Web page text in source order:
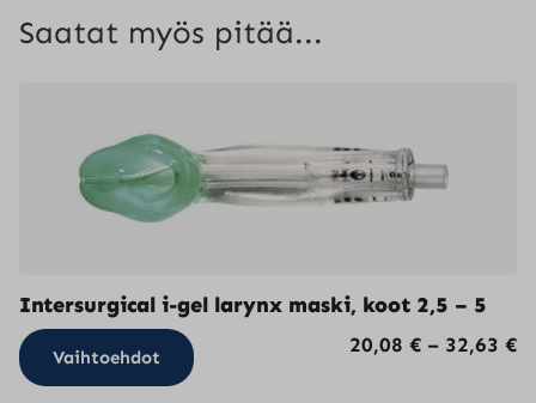
Saatat myös pitää...
Intersurgical i-gel larynx maski, koot 2,5 – 5
20,08 € – 32,63 €
Vaihtoehdot
tuotteella